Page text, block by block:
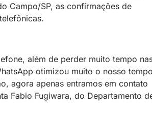
Campo/SP, as confirmações de
além de perder muito tempo
otimizou muito o nosso
agora apenas entramos em contato
Fabio Fugiwara, do Departamento